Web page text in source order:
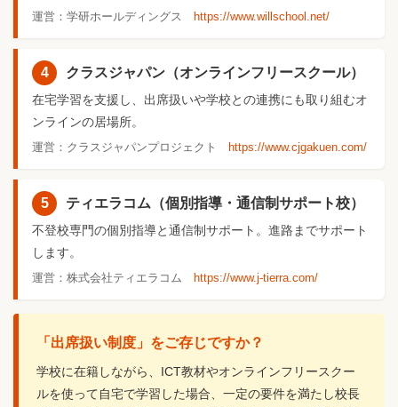
運営：学研ホールディングス https://www.willschool.net/
4 クラスジャパン（オンラインフリースクール）
在宅学習を支援し、出席扱いや学校との連携にも取り組むオ
ンラインの居場所。
運営：クラスジャパンプロジェクト https://www.cjgakuen.com/
5 ティエラコム（個別指導・通信制サポート校）
不登校専門の個別指導と通信制サポート。進路までサポート
します。
運営：株式会社ティエラコム https://www.j-tierra.com/
「出席扱い制度」をご存じですか？
学校に在籍しながら、ICT教材やオンラインフリースクー
ルを使って自宅で学習した場合、一定の要件を満たし校長